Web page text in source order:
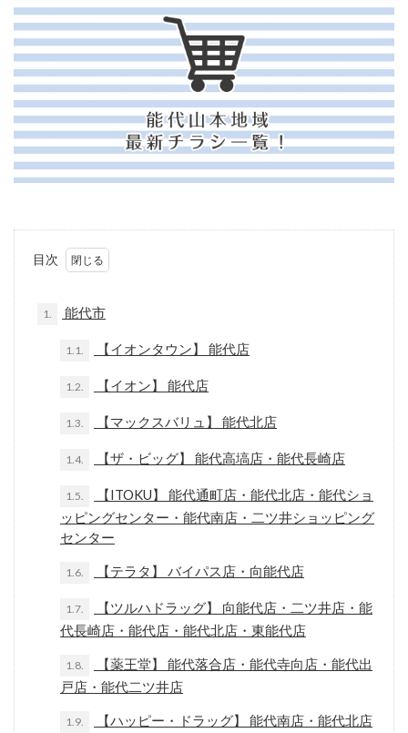
目次
1. 能代市
1.1. 【イオンタウン】 能代店
1.2. 【イオン】 能代店
1.3. 【マックスバリュ】 能代北店
1.4. 【ザ・ビッグ】 能代高塙店・能代長崎店
1.5.
【ITOKU】 能代通町店・能代北店・能代ショ
ッピングセンター・能代南店・二ツ井ショッピング
センター
1.6. 【テラタ】 バイパス店・向能代店
1.7.
【ツルハドラッグ】 向能代店・二ツ井店・能
代長崎店・能代店・能代北店・東能代店
1.8.
【薬王堂】 能代落合店・能代寺向店・能代出
戸店・能代二ツ井店
1.9. 【ハッピー・ドラッグ】 能代南店・能代北店